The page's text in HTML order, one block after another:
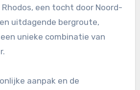
een tocht door Noord-
uitdagende bergroute,
unieke combinatie van
aanpak en de